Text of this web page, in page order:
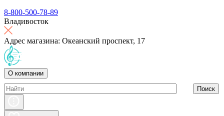
8-800-500-78-89
Владивосток
Адрес магазина: Океанский проспект, 17
О компании
Поиск